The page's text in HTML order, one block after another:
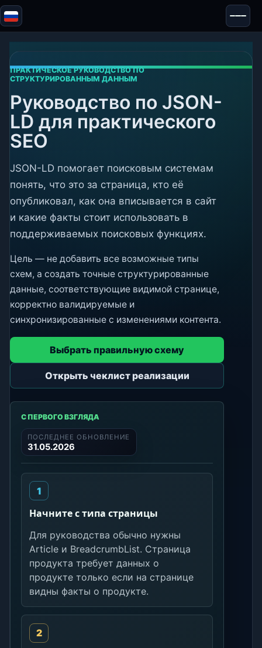
Blazor
Инструменты
ПРАКТИЧЕСКОЕ РУКОВОДСТВО ПО
СТРУКТУРИРОВАННЫМ ДАННЫМ
Руководство по JSON-
LD для практического
SEO
JSON-LD помогает поисковым системам
понять, что это за страница, кто её
опубликовал, как она вписывается в сайт
и какие факты стоит использовать в
поддерживаемых поисковых функциях.
Цель — не добавить все возможные типы
схем, а создать точные структурированные
данные, соответствующие видимой странице,
корректно валидируемые и
синхронизированные с изменениями контента.
Выбрать правильную схему
Открыть чеклист реализации
С ПЕРВОГО ВЗГЛЯДА
ПОСЛЕДНЕЕ ОБНОВЛЕНИЕ
31.05.2026
Начните с типа страницы
Для руководства обычно нужны
Article и BreadcrumbList. Страница
продукта требует данных о
продукте только если на странице
видны факты о продукте.